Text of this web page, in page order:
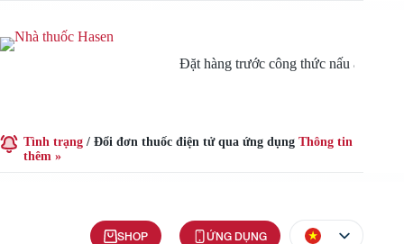
Đặt hàng trước công thức nấu ăn
Tình trạng / Đổi đơn thuốc điện tử qua ứng dụng Thông tin
thêm »
SHOP ỨNG DỤNG